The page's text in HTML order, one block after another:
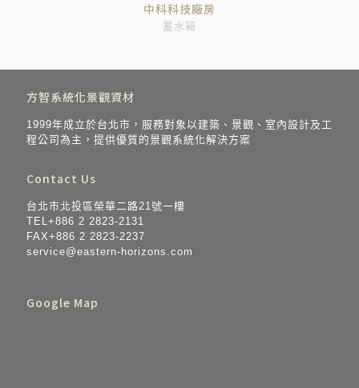
中科科技廠房
蓄水箱
方智系統化景觀資材
1999年成立於台北市，服務對象以建築、景觀、室內設計及工
程公司為主，提供優質的景觀系統化解決方案
Contact Us
台北市北投區榮華二路21號一樓
TEL+886 2 2823-2131
FAX+886 2 2823-2237
service@eastern-horizo​​ns.com
Google Map